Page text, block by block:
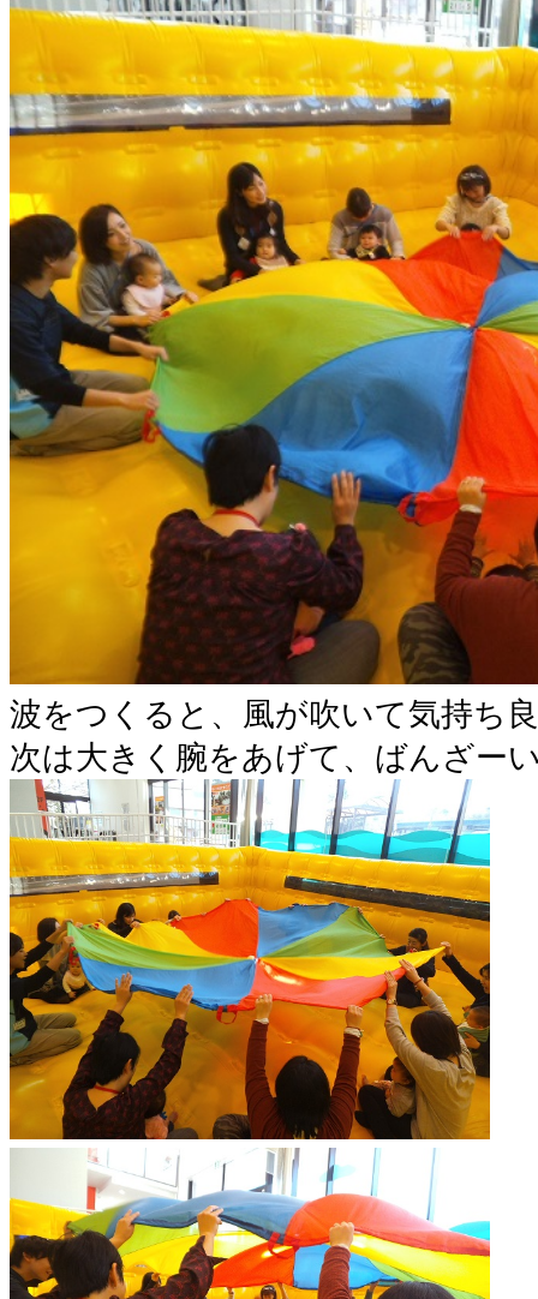
波をつくると、風が吹いて気持ち
次は大きく腕をあげて、ばんざー